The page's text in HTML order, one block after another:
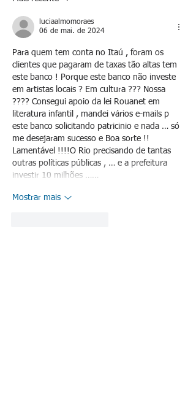
luciaalmomoraes
06 de mai. de 2024
Para quem tem conta no Itaú , foram os
clientes que pagaram de taxas tão altas tem
este banco ! Porque este banco não investe
em artistas locais ? Em cultura ??? Nossa
???? Consegui apoio da lei Rouanet em
literatura infantil , mandei vários e-mails p
este banco solicitando patricinio e nada … só
me desejaram sucesso e Boa sorte !!
Lamentável !!!!O Rio precisando de tantas
outras políticas públicas , … e a prefeitura
investir 10 milhões ……
Mostrar mais